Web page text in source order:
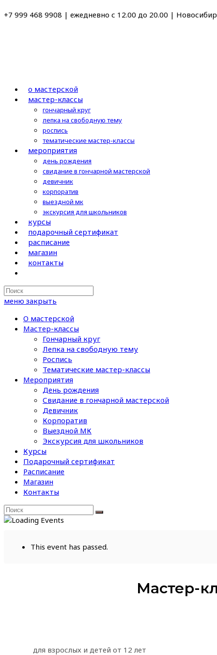
к
+7 999 468 9908 | ежедневно с 12.00 до 20.00 |
о мастерской
мастер-классы
гончарный круг
лепка на свободную тему
роспись
тематические мастер-классы
мероприятия
день рождения
свидание в гончарной мастерской
девичник
корпоратив
выездной мк
экскурсия для школьников
курсы
подарочный сертификат
расписание
магазин
контакты
Search
this
меню закрыть
О мастерской
Мастер-классы
Гончарный круг
Лепка на свободную тему
Роспись
Тематические мастер-классы
Мероприятия
День рождения
Свидание в гончарной мастерской
Девичник
Корпоратив
Выездной МК
Экскурсия для школьников
Курсы
Подарочный сертификат
Расписание
Магазин
Контакты
This event has passed.
Мастер-
для взрослых и детей от 12 лет